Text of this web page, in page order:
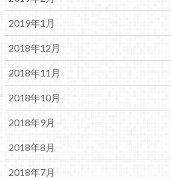
2019年1月
2018年12月
2018年11月
2018年10月
2018年9月
2018年8月
2018年7月